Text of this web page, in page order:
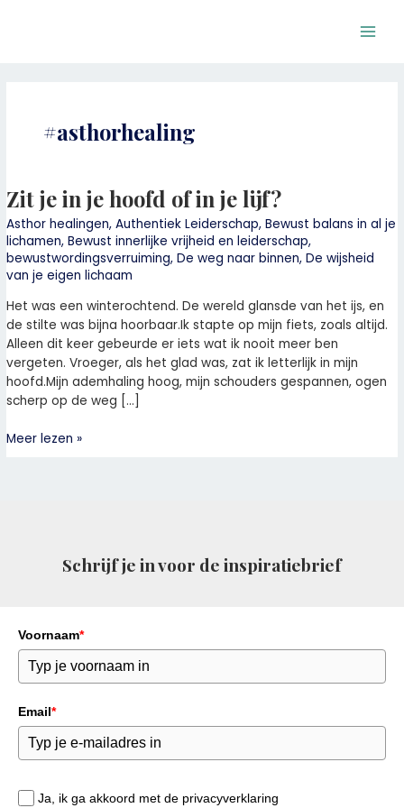
#asthorhealing
Zit je in je hoofd of in je lijf?
Asthor healingen,Authentiek Leiderschap,Bewust balans in al je
lichamen,Bewust innerlijke vrijheid en leiderschap,
bewustwordingsverruiming,De weg naar binnen,De wijsheid
van je eigen lichaam
Het was een winterochtend. De wereld glansde van het ijs, en
de stilte was bijna hoorbaar.Ik stapte op mijn fiets, zoals altijd.
Alleen dit keer gebeurde er iets wat ik nooit meer ben
vergeten. Vroeger, als het glad was, zat ik letterlijk in mijn
hoofd.Mijn ademhaling hoog, mijn schouders gespannen, ogen
scherp op de weg […]
Zit
je
in
je
hoofd
in
je
lijf?
Meer lezen »
Schrijf je in voor de inspiratiebrief
Voornaam*
Email*
Ja, ik ga akkoord met de privacyverklaring